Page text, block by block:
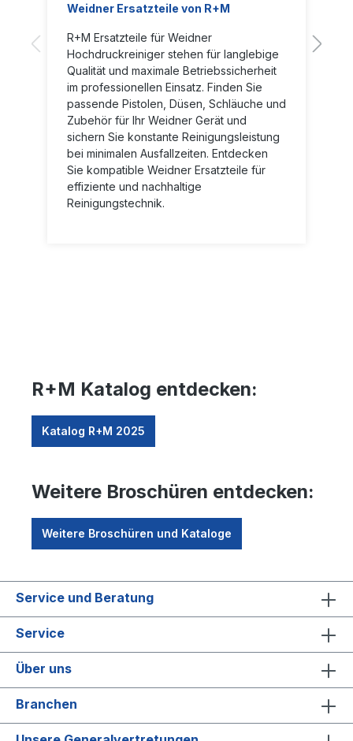
Weidner Ersatzteile von R+M
R+M Ersatzteile für Weidner
Hochdruckreiniger stehen für langlebige
Qualität und maximale Betriebssicherheit
im professionellen Einsatz. Finden Sie
passende Pistolen, Düsen, Schläuche und
Zubehör für Ihr Weidner Gerät und
sichern Sie konstante Reinigungsleistung
bei minimalen Ausfallzeiten. Entdecken
Sie kompatible Weidner Ersatzteile für
effiziente und nachhaltige
Reinigungstechnik.
R+M Katalog entdecken:
Katalog R+M 2025
Weitere Broschüren entdecken:
Weitere Broschüren und Kataloge
Service und Beratung
Service
Über uns
Branchen